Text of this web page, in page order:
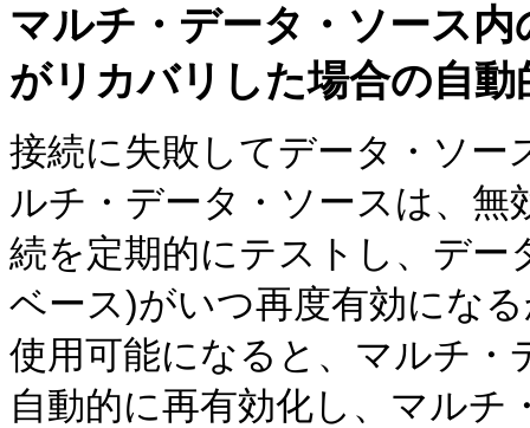
マルチ・データ・ソース
がリカバリした場合の自動
接続に失敗してデータ・ソー
ルチ・データ・ソースは、
続を定期的にテストし、デ
ベース)がいつ再度有効にな
使用可能になると、マルチ
自動的に再有効化し、マル